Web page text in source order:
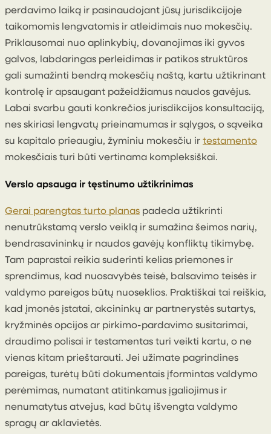
perdavimo laiką ir pasinaudojant jūsų jurisdikcijoje
taikomomis lengvatomis ir atleidimais nuo mokesčių.
Priklausomai nuo aplinkybių, dovanojimas iki gyvos
galvos, labdaringas perleidimas ir patikos struktūros
gali sumažinti bendrą mokesčių naštą, kartu užtikrinant
kontrolę ir apsaugant pažeidžiamus naudos gavėjus.
Labai svarbu gauti konkrečios jurisdikcijos konsultaciją,
nes skiriasi lengvatų prieinamumas ir sąlygos, o sąveika
su kapitalo prieaugiu, žyminiu mokesčiu ir testamento
mokesčiais turi būti vertinama kompleksiškai.
Verslo apsauga ir tęstinumo užtikrinimas
Gerai parengtas turto planas padeda užtikrinti
nenutrūkstamą verslo veiklą ir sumažina šeimos narių,
bendrasavininkų ir naudos gavėjų konfliktų tikimybę.
Tam paprastai reikia suderinti kelias priemones ir
sprendimus, kad nuosavybės teisė, balsavimo teisės ir
valdymo pareigos būtų nuoseklios. Praktiškai tai reiškia,
kad įmonės įstatai, akcininkų ar partnerystės sutartys,
kryžminės opcijos ar pirkimo-pardavimo susitarimai,
draudimo polisai ir testamentas turi veikti kartu, o ne
vienas kitam prieštarauti. Jei užimate pagrindines
pareigas, turėtų būti dokumentais įformintas valdymo
perėmimas, numatant atitinkamus įgaliojimus ir
nenumatytus atvejus, kad būtų išvengta valdymo
spragų ar aklavietės.